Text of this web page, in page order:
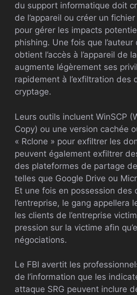
du support informatique doit
de l’appareil ou créer un
pour gérer les impacts
phishing. Une fois que l’auteur
obtient l’accès à l’appareil de
augmente légèrement ses
rapidement à l’exfiltration des
cryptage.
Leurs outils incluent WinSCP
Copy) ou une version cachée
« Rclone » pour exfiltrer les
peuvent également exfiltrer
des plateformes de partage
telles que Google Drive ou
Et une fois en possession des
l’entreprise, le gang appellera
les clients de l’entreprise
pression sur la victime afin
négociations.
Le FBI avertit les
de l’information que les
attaque SRG peuvent inclure